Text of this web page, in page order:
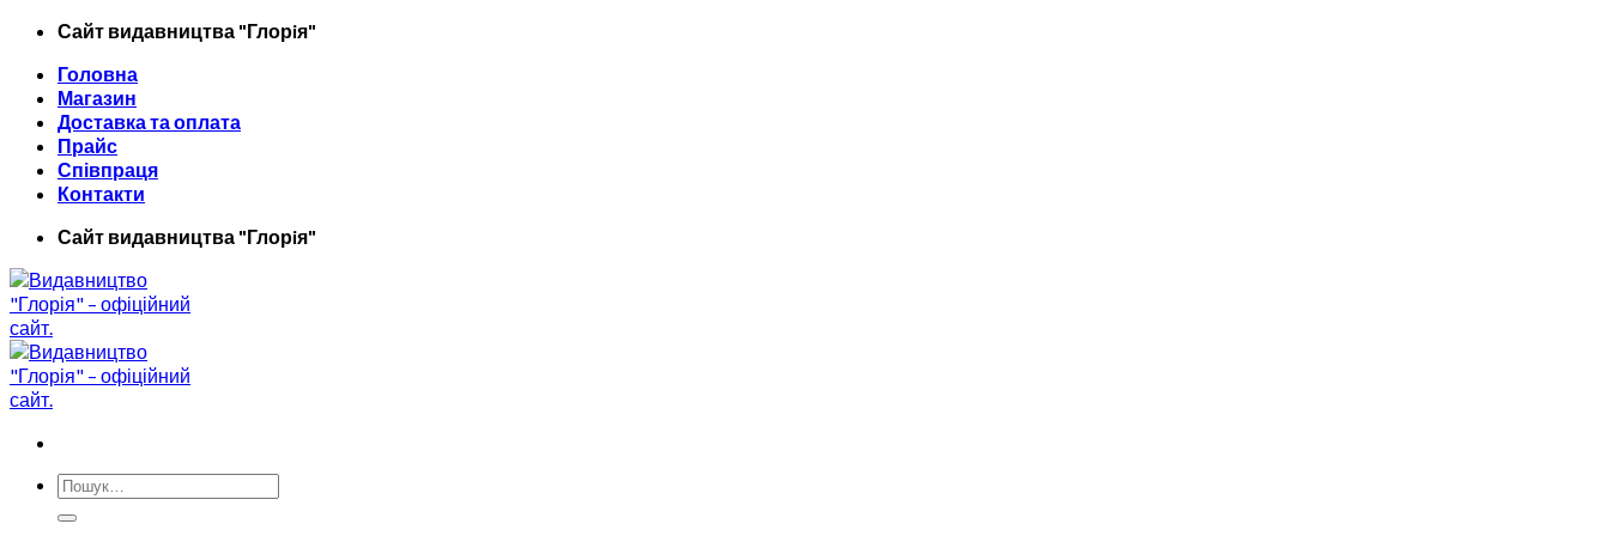
Skip
content
Сайт видавництва "Глорiя"
Головна
Магазин
Доставка та оплата
Прайс
Співпраця
Контакти
Сайт видавництва "Глорiя"
Шукати: